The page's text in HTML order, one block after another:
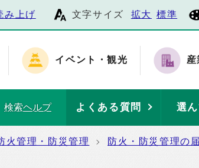
み上げ 文字サイズ 拡大 標準
イベント・観光 産
検索ヘルプ よくある質問 選
火管理・防災管理
防火・防災管理の